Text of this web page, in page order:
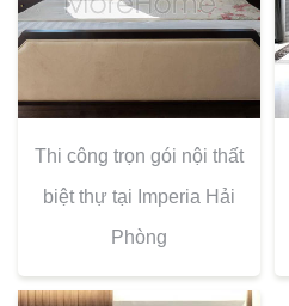
Thi công trọn gói nội thất
biệt thự tại Imperia Hải
Phòng